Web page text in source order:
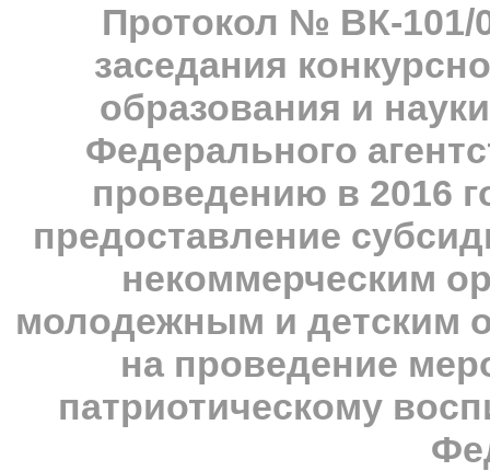
Протокол № ВК-101/
заседания
образования и
Федерального
проведению в 2016
предоставление
некоммерческим
молодежным и детским
на проведение
патриотическому